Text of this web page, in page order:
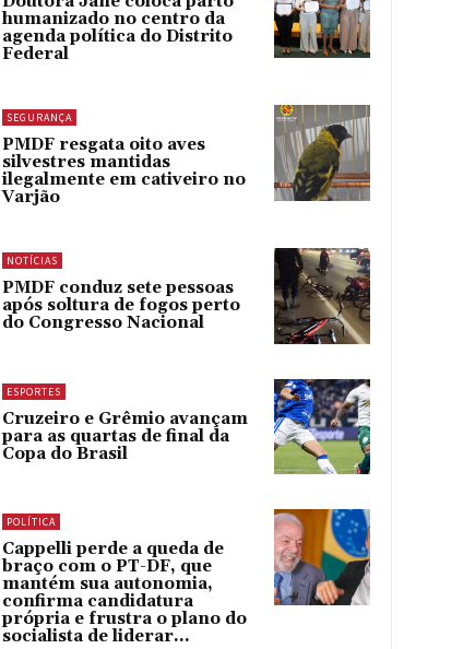
humanizado no centro da
agenda política do Distrito
Federal
SEGURANÇA
PMDF resgata oito aves
silvestres mantidas
ilegalmente em cativeiro no
Varjão
NOTÍCIAS
PMDF conduz sete pessoas
após soltura de fogos perto
do Congresso Nacional
ESPORTES
Cruzeiro e Grêmio avançam
para as quartas de final da
Copa do Brasil
POLÍTICA
Cappelli perde a queda de
braço com o PT-DF, que
mantém sua autonomia,
confirma candidatura
própria e frustra o plano do
socialista de liderar...